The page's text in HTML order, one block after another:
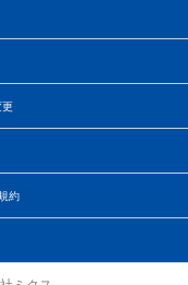
更
約